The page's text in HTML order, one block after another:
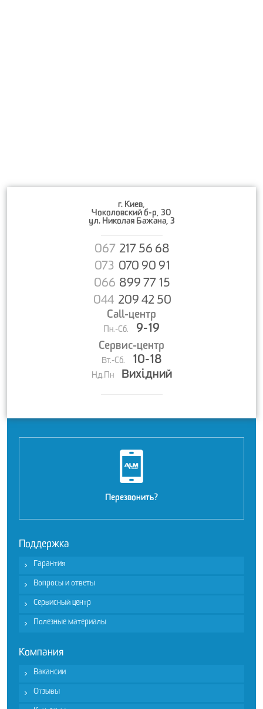
г. Киев,
Чоколовский б-р, 30
ул. Николая Бажана, 3
067 217 56 68
073 070 90 91
066 899 77 15
044 209 42 50
Call-центр
Пн.-Сб. 9-19
Сервис-центр
Вт.-Сб. 10-18
Нд.Пн Вихідний
Перезвонить?
Поддержка
Гарантия
Вопросы и ответы
Сервисный центр
Полезные материалы
Компания
Вакансии
Отзывы